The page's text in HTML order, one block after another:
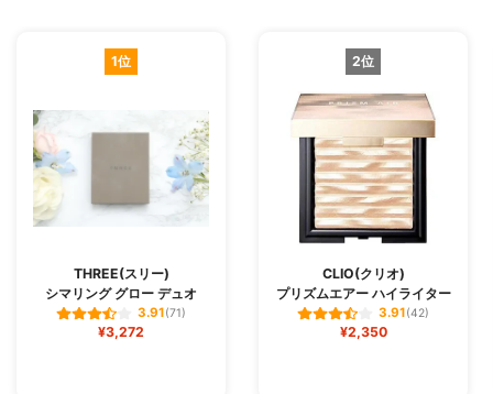
1位
THREE(スリー)
シマリング グロー デュオ
3.91(71)
¥3,272
2位
CLIO(クリオ)
プリズムエアー ハイライター
3.91(42)
¥2,350